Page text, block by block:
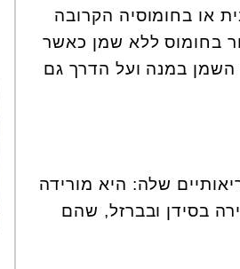
או בחומוסיה הקרובה
בחומוס ללא שמן כאשר
השמן במנה ועל הדרך גם
שלה: היא מורידה
בסידן ובברזל, שהם